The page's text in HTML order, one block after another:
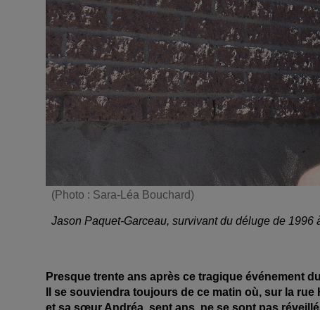
(Photo : Sara-Léa Bouchard)
Jason Paquet-Garceau, survivant du déluge de 1996
Presque trente ans après ce tragique événement
Il se souviendra toujours de ce matin où, sur la
et sa sœur Andréa, sept ans, ne se sont pas